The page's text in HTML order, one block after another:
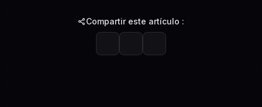
Compartir este artículo :